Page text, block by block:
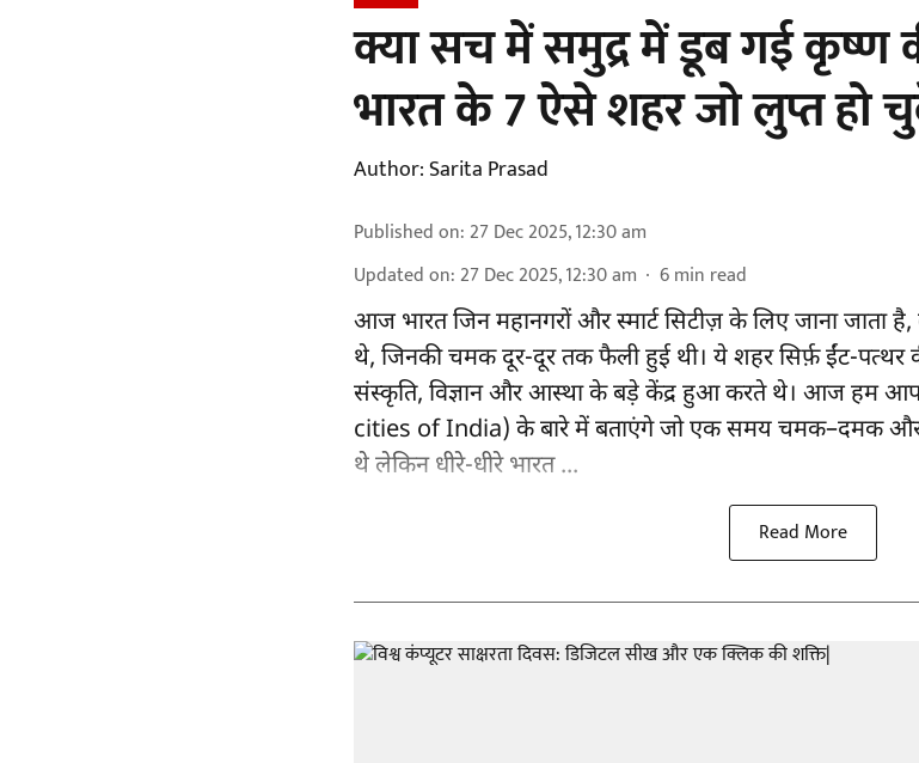
क्या सच में समुद्र में डूब गई कृष्ण
भारत के 7 ऐसे शहर जो लुप्त हो
Author:Sarita Prasad
Published on: 27 Dec 2025, 12:30 am
Updated on: 27 Dec 2025, 12:30 am 6min read
आज भारत जिन महानगरों और स्मार्ट सिटीज़ के लिए जाना जाता
थे, जिनकी चमक दूर-दूर तक फैली हुई थी। ये शहर सिर्फ़ ईंट-पत्थर की
संस्कृति, विज्ञान और आस्था के बड़े केंद्र हुआ करते थे। आज हम
cities of India) के बारे में बताएंगे जो एक समय चमक–दमक और
थे लेकिन धीरे-धीरे भारत ...
Read More